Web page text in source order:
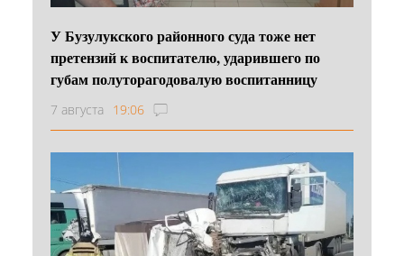
У Бузулукского районного суда тоже нет
претензий к воспитателю, ударившего по
губам полуторагодовалую воспитанницу
7 августа 19:06